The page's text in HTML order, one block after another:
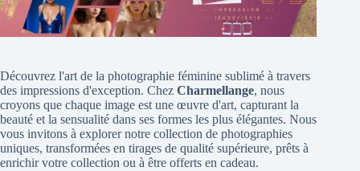
Découvrez l'art de la photographie féminine sublimé à travers
des impressions d'exception. Chez Charmellange, nous
croyons que chaque image est une œuvre d'art, capturant la
beauté et la sensualité dans ses formes les plus élégantes. Nous
vous invitons à explorer notre collection de photographies
uniques, transformées en tirages de qualité supérieure, prêts à
enrichir votre collection ou à être offerts en cadeau.